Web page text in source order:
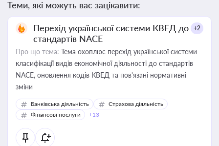
Теми, які можуть вас зацікавити:
Перехід української системи КВЕД до
стандартів NACE
+2
Про що тема: Тема охоплює перехід української системи
класифікації видів економічної діяльності до стандартів
NACE, оновлення кодів КВЕД та пов'язані нормативні
зміни
Банківська діяльність
Страхова діяльність
Фінансові послуги
+13